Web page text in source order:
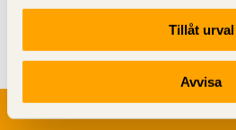
Tillåt urval
Avvisa
Visa sajtkarta
Om trä